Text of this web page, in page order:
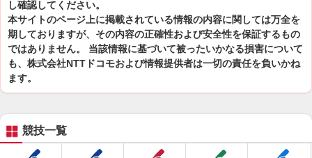
し確認してください。
本サイトのページ上に掲載されている情報の内容に関しては万全を
期しておりますが、その内容の正確性および安全性を保証するもの
ではありません。 当該情報に基づいて被ったいかなる損害について
も、株式会社NTTドコモおよび情報提供者は一切の責任を負いかね
ます。
競技一覧